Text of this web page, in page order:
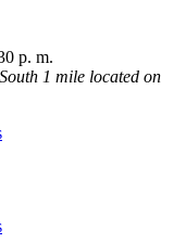
p. m.
1 mile located on